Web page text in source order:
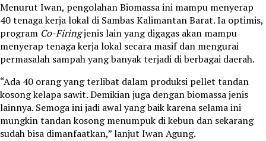
Menurut Iwan, pengolahan Biomassa ini mampu menyerap
40 tenaga kerja lokal di Sambas Kalimantan Barat. Ia optimis,
program Co-Firingjenis lain yang digagas akan mampu
menyerap tenaga kerja lokal secara masif dan mengurai
permasalah sampah yang banyak terjadi di berbagai daerah.
“Ada 40 orang yang terlibat dalam produksi pellet tandan
kosong kelapa sawit. Demikian juga dengan biomassa jenis
lainnya. Semoga ini jadi awal yang baik karena selama ini
mungkin tandan kosong menumpuk di kebun dan sekarang
sudah bisa dimanfaatkan,” lanjut Iwan Agung.